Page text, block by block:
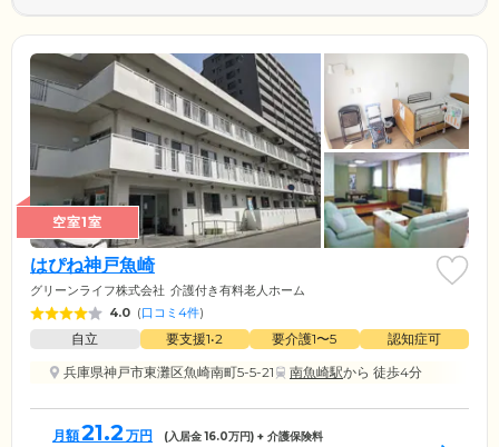
空室1室
はぴね神戸魚崎
グリーンライフ株式会社 介護付き有料老人ホーム
4.0 (口コミ4件)
自立 要支援1•2 要介護1〜5
認知症可
兵庫県神戸市東灘区魚崎南町5-5-21
南魚崎駅から 徒歩4分
月額21.2 万円 (入居金16.0万円) + 介護保険料